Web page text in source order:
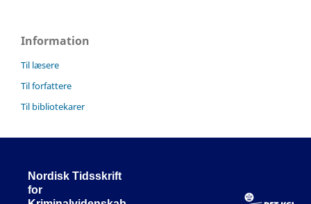
Information
Til læsere
Til forfattere
Til bibliotekarer
Nordisk Tidsskrift
for